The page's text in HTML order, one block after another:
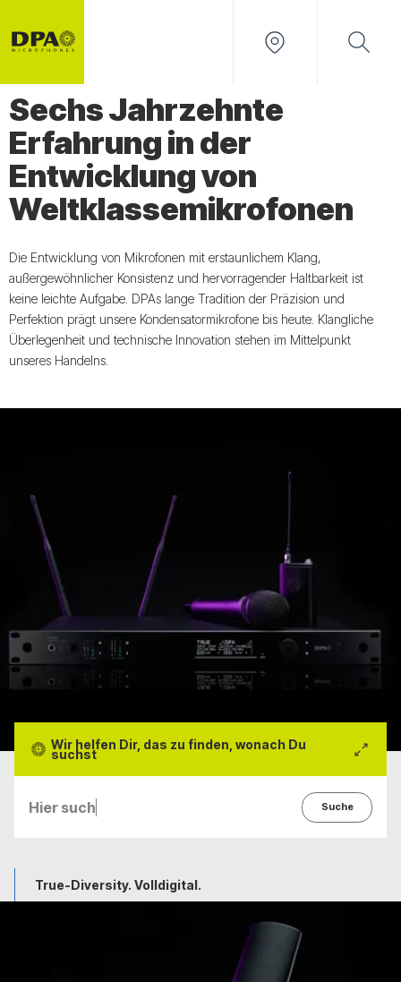
Sechs Jahrzehnte
Erfahrung in der
Entwicklung von
Weltklassemikrofonen
Die Entwicklung von Mikrofonen mit erstaunlichem Klang,
außergewöhnlicher Konsistenz und hervorragender Haltbarkeit ist
keine leichte Aufgabe. DPAs lange Tradition der Präzision und
Perfektion prägt unsere Kondensatormikrofone bis heute. Klangliche
Überlegenheit und technische Innovation stehen im Mittelpunkt
unseres Handelns.
Wir helfen Dir, das zu finden, wonach Du
suchst
Hier suchen ... Suche
True-Diversity. Volldigital.